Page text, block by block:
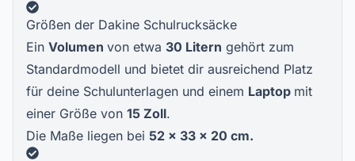
Größen der Dakine Schulrucksäcke
Ein Volumen von etwa 30 Litern gehört zum
Standardmodell und bietet dir ausreichend Platz
für deine Schulunterlagen und einem Laptop mit
einer Größe von 15 Zoll.
Die Maße liegen bei 52 x 33 x 20 cm.